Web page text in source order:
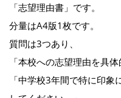
「志望理由書」です。
分量はA4版1枚です。
質問は3つあり、
「本校への志望理由を具
「中学校3年間で特に印